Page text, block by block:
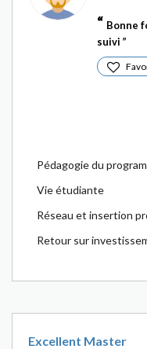
Bonne
suivi
Pédagogie du
Vie étudiante
Réseau et insertion
Retour sur
Excellent Master